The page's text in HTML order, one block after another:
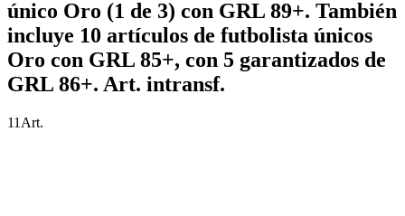
único Oro (1 de 3) con GRL 89+. También
incluye 10 artículos de futbolista únicos
Oro con GRL 85+, con 5 garantizados de
GRL 86+. Art. intransf.
11 Art.